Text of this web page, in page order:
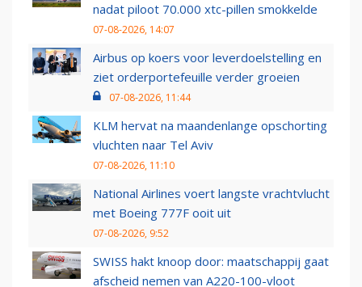
nadat piloot 70.000 xtc-pillen smokkelde
07-08-2026, 14:07
Airbus op koers voor leverdoelstelling en
ziet orderportefeuille verder groeien
07-08-2026, 11:44
KLM hervat na maandenlange opschorting
vluchten naar Tel Aviv
07-08-2026, 11:10
National Airlines voert langste vrachtvlucht
met Boeing 777F ooit uit
07-08-2026, 9:52
SWISS hakt knoop door: maatschappij gaat
afscheid nemen van A220-100-vloot